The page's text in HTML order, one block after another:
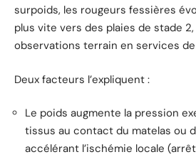
surpoids, les rougeurs fessières
plus vite vers des plaies de stade
observations terrain en services
Deux facteurs l’expliquent :
Le poids augmente la pression
tissus au contact du matelas ou
accélérant l’ischémie locale